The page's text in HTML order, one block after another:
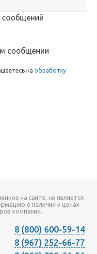
сообщении
на обработку
на сайте, не является
о наличии и ценах
компании.
8 (800) 600-59-14
8 (967) 252-66-77